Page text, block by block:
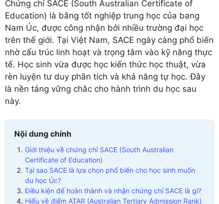
Chứng chỉ SACE (South Australian Certificate of
Education) là bằng tốt nghiệp trung học của bang
Nam Úc, được công nhận bởi nhiều trường đại học
trên thế giới. Tại Việt Nam, SACE ngày càng phổ biến
nhờ cấu trúc linh hoạt và trọng tâm vào kỹ năng thực
tế. Học sinh vừa được học kiến thức học thuật, vừa
rèn luyện tư duy phân tích và khả năng tự học. Đây
là nền tảng vững chắc cho hành trình du học sau
này.
Nội dung chính
Giới thiệu về chứng chỉ SACE (South Australian
Certificate of Education)
Tại sao SACE là lựa chọn phổ biến cho học sinh muốn
du học Úc?
Điều kiện để hoàn thành và nhận chứng chỉ SACE là gì?
Hiểu về điểm ATAR (Australian Tertiary Admission Rank)